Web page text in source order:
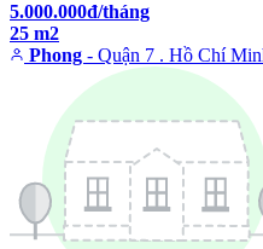
5.000.000đ/tháng
25 m2
Phong - Quận 7 . Hồ Chí